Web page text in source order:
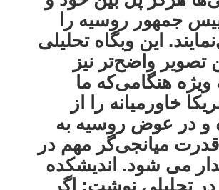
جمهور روسیه را
این وبگاه تحلیلی
واضح‌تر نیز
هنگامی‌که ما
خاورمیانه را از
و در عوض روسیه به
میانجی‌گر مهم در
می شود. اندیشکده